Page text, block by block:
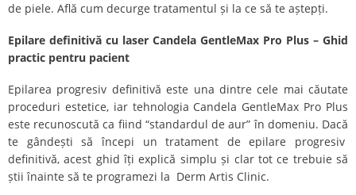
de piele. Află cum decurge tratamentul și la ce să te aștepți.
Epilare definitivă cu laser Candela GentleMax Pro Plus – Ghid
practic pentru pacient
Epilarea progresiv definitivă este una dintre cele mai căutate
proceduri estetice, iar tehnologia Candela GentleMax Pro Plus
este recunoscută ca fiind “standardul de aur” în domeniu. Dacă
te gândești să începi un tratament de epilare progresiv
definitivă, acest ghid îți explică simplu și clar tot ce trebuie să
știi înainte să te programezi la Derm Artis Clinic.